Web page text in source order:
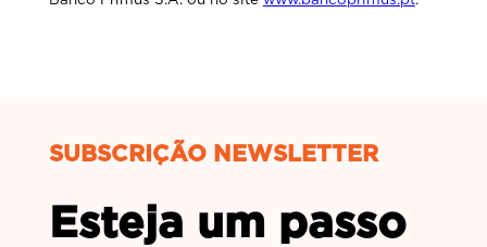
SUBSCRIÇÃO NEWSLETTER
Esteja um passo